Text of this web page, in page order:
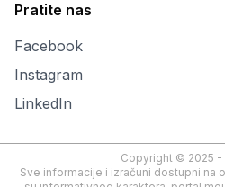
Pratite nas
Facebook
Instagram
LinkedIn
Copyright © 2025 -
Sve informacije i izračuni dostupni na